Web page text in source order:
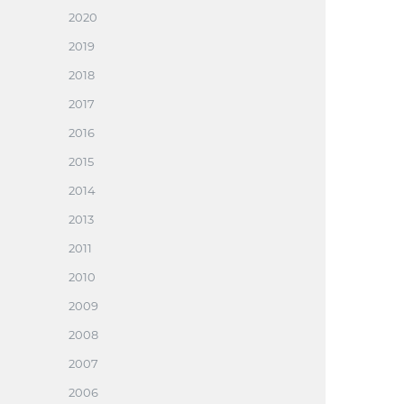
2020
2019
2018
2017
2016
2015
2014
2013
2011
2010
2009
2008
2007
2006